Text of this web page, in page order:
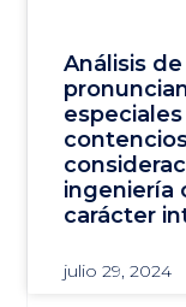
Análisis
ingeniería
carácter
julio 29, 2024